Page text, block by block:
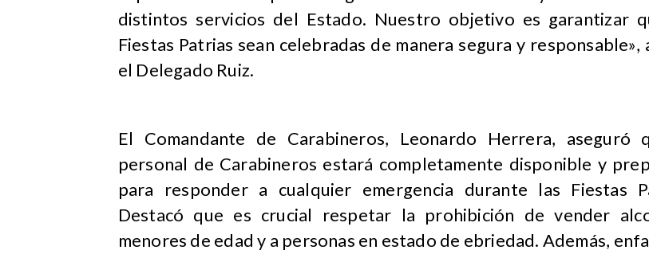
distintos servicios del Estado. Nuestro objetivo es garantizar
Fiestas Patrias sean celebradas de manera segura y responsable»,
el Delegado Ruiz.
El Comandante de Carabineros, Leonardo Herrera, aseguró
personal de Carabineros estará completamente disponible y
para responder a cualquier emergencia durante las Fiestas
Destacó que es crucial respetar la prohibición de vender
menores de edad y a personas en estado de ebriedad. Además,